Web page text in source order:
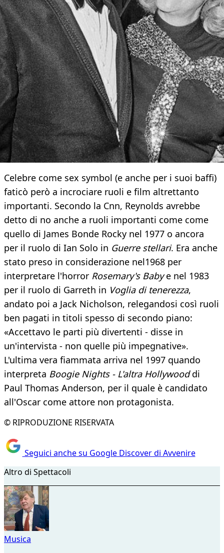
Celebre come sex symbol (e anche per i suoi baffi)
faticò però a incrociare ruoli e film altrettanto
importanti. Secondo la Cnn, Reynolds avrebbe
detto di no anche a ruoli importanti come come
quello di James Bonde Rocky nel 1977 o ancora
per il ruolo di Ian Solo in Guerre stellari. Era anche
stato preso in considerazione nel1968 per
interpretare l'horror Rosemary's Babye nel 1983
per il ruolo di Garreth in Voglia di tenerezza,
andato poi a Jack Nicholson, relegandosi così ruoli
ben pagati in titoli spesso di secondo piano:
«Accettavo le parti più divertenti - disse in
un'intervista - non quelle più impegnative».
L'ultima vera fiammata arriva nel 1997 quando
interpreta Boogie Nights - L'altra Hollywooddi
Paul Thomas Anderson, per il quale è candidato
all'Oscar come attore non protagonista.
© RIPRODUZIONE RISERVATA
Seguici anche su Google Discover di Avvenire
Altro di Spettacoli
Musica